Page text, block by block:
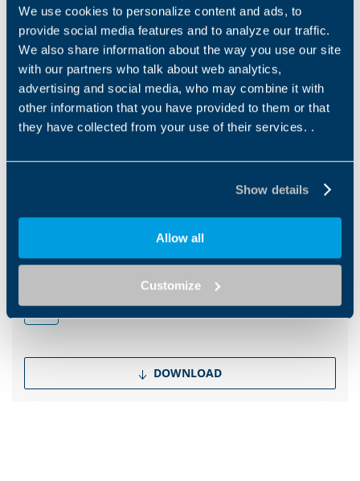
We use cookies to personalize content and ads, to
provide social media features and to analyze our traffic.
We also share information about the way you use our site
with our partners who talk about web analytics,
advertising and social media, who may combine it with
other information that you have provided to them or that
they have collected from your use of their services. .
Show details
Allow all
Customize
Die kontinuierliche
Betriebsweise und die langen
Distanzen sind zwei Elemente,
die Überlandförderer zu einer
herausfordernden
Anwendung machen. Unsere
Lösungen können hohe
Leistungsanforderungen
bewältigen und sind einfach
idealen Option für diesen
...
Die Bonfiglioli
Schwenkantriebe für Bagger
mit 7 bis 150 Tonnen sind
kompakt und sehr
leistungsfähig....
12
Brochure Construction Industry
EN
DOWNLOAD